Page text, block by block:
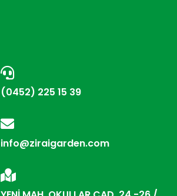
(0452) 225 15 39
info@ziraigarden.com